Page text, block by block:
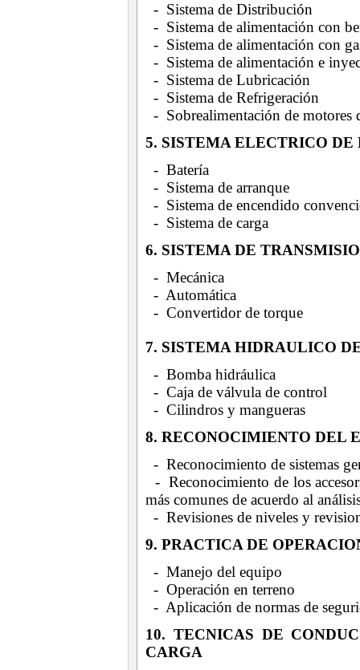
- Sistema de Distribución
- Sistema de alimentación con
- Sistema de alimentación con
- Sistema de alimentación e
- Sistema de Lubricación
- Sistema de Refrigeración
- Sobrealimentación de motores
5. SISTEMA ELECTRICO DE
- Batería
- Sistema de arranque
- Sistema de encendido
- Sistema de carga
6. SISTEMA DE
- Mecánica
- Automática
- Convertidor de torque
7. SISTEMA HIDRAULICO
- Bomba hidráulica
- Caja de válvula de control
- Cilindros y mangueras
8. RECONOCIMIENTO DEL
- Reconocimiento de sistemas
- Reconocimiento de los
más comunes de acuerdo al
- Revisiones de niveles y
9. PRACTICA DE
- Manejo del equipo
- Operación en terreno
- Aplicación de normas de
10. TECNICAS DE
CARGA